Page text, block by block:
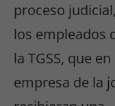
proceso
los empleados
la TGSS, que
empresa de la